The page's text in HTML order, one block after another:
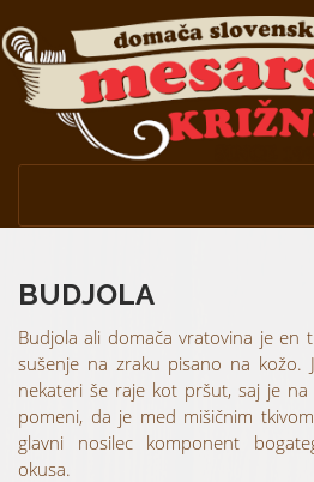
BUDJOLA
Budjola ali domača vratovina je en
sušenje na zraku pisano na kožo.
nekateri še raje kot pršut, saj je
pomeni, da je med mišičnim
glavni nosilec komponent
okusa.